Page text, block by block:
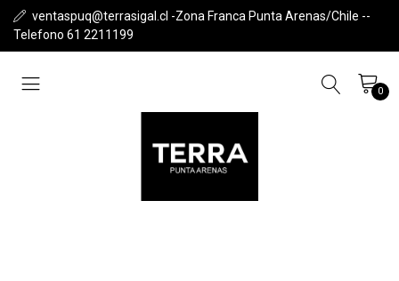
ventaspuq@terrasigal.cl -Zona Franca Punta Arenas/Chile --
Telefono 61 2211199
0